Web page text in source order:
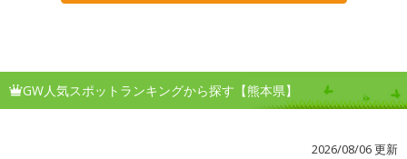
GW人気スポットランキングから探す【熊本県】
2026/08/06 更新